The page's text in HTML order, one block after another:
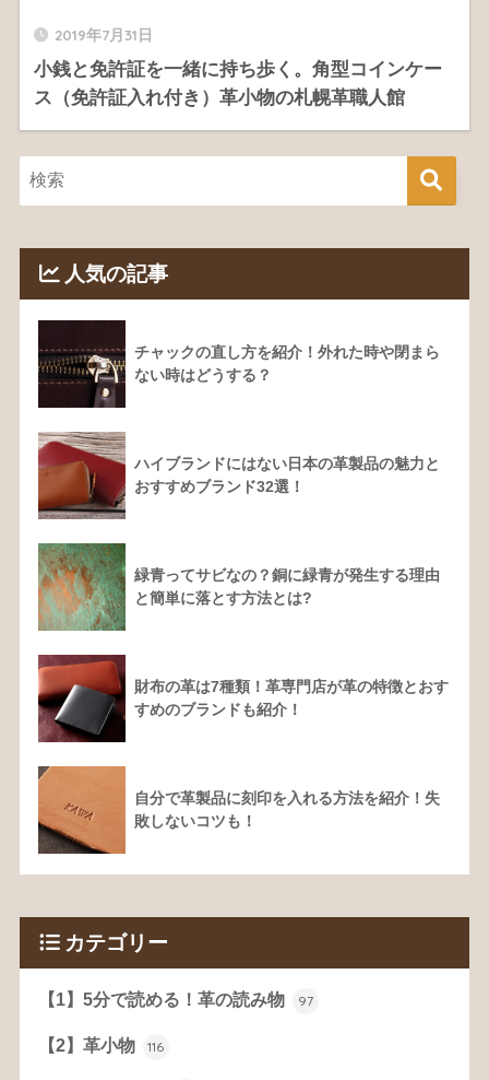
2019年7月31日
小銭と免許証を一緒に持ち歩く。角型コインケー
ス（免許証入れ付き）革小物の札幌革職人館
人気の記事
チャックの直し方を紹介！外れた時や閉まら
ない時はどうする？
ハイブランドにはない日本の革製品の魅力と
おすすめブランド32選！
緑青ってサビなの？銅に緑青が発生する理由
と簡単に落とす方法とは?
財布の革は7種類！革専門店が革の特徴とおす
すめのブランドも紹介！
自分で革製品に刻印を入れる方法を紹介！失
敗しないコツも！
カテゴリー
【1】5分で読める！革の読み物 97
【2】革小物 116